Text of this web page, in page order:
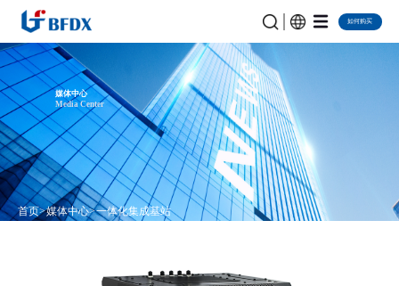
如何购买
媒体中心
Media Center
首页 媒体中心 一体化集成基站